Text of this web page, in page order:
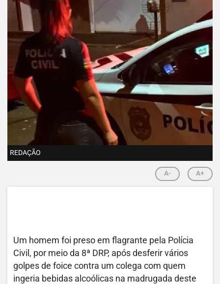
REDAÇÃO
A- A+
Um homem foi preso em flagrante pela Polícia
Civil, por meio da 8ª DRP, após desferir vários
golpes de foice contra um colega com quem
ingeria bebidas alcoólicas na madrugada deste